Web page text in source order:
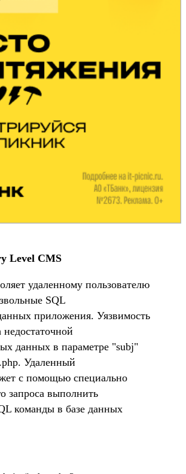
Level CMS
удаленному пользователю
SQL
приложения. Уязвимость
недостаточной
данных в параметре "subj"
Удаленный
с помощью специально
запроса выполнить
команды в базе данных